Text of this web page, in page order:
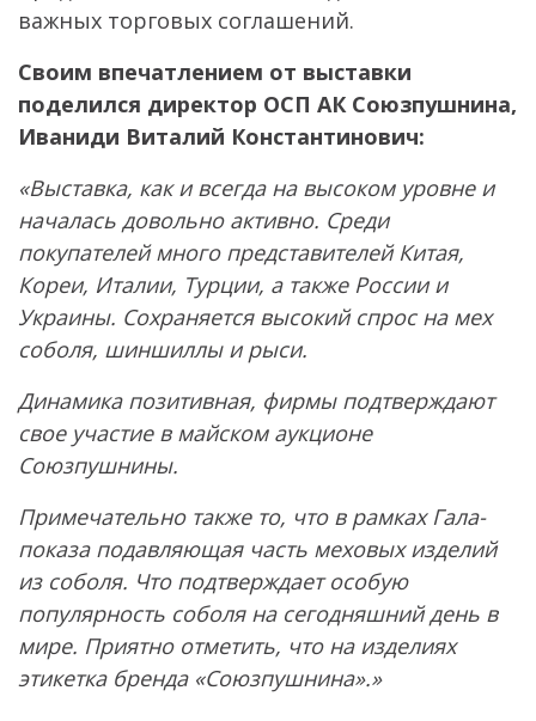
важных торговых соглашений.
Своим впечатлением от выставки
поделился директор ОСП АК Союзпушнина,
Иваниди Виталий Константинович:
«Выставка, как и всегда на высоком уровне и
началась довольно активно. Среди
покупателей много представителей Китая,
Кореи, Италии, Турции, а также России и
Украины. Сохраняется высокий спрос на мех
соболя, шиншиллы и рыси.
Динамика позитивная, фирмы подтверждают
свое участие в майском аукционе
Союзпушнины.
Примечательно также то, что в рамках Гала-
показа подавляющая часть меховых изделий
из соболя. Что подтверждает особую
популярность соболя на сегодняшний день в
мире. Приятно отметить, что на изделиях
этикетка бренда «Союзпушнина».»